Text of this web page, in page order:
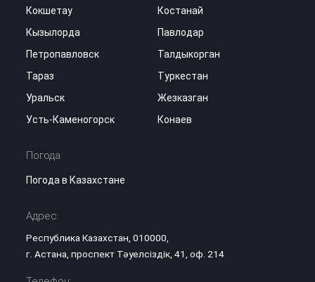
Кокшетау
Костанай
Кызылорда
Павлодар
Петропавловск
Талдыкорган
Тараз
Туркестан
Уральск
Жезказган
Усть-Каменогорск
Конаев
Погода
Погода в Казахстане
Адрес:
Республика Казахстан, 010000,
г. Астана, проспект Тәуелсіздік, 41, оф. 214